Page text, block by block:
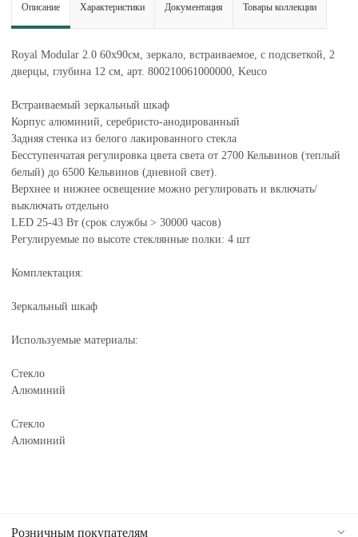
Описание Характеристики Документация Товары коллекции
Royal Modular 2.0 60х90см, зеркало, встраиваемое, с подсветкой, 2
дверцы, глубина 12 см, арт. 800210061000000, Keuco
Встраиваемый зеркальный шкаф
Корпус алюминий, серебристо-анодированный
Задняя стенка из белого лакированного стекла
Бесступенчатая регулировка цвета света от 2700 Кельвинов (теплый
белый) до 6500 Кельвинов (дневной свет).
Верхнее и нижнее освещение можно регулировать и включать/
выключать отдельно
LED 25-43 Вт (срок службы > 30000 часов)
Регулируемые по высоте стеклянные полки: 4 шт
Комплектация:
Зеркальный шкаф
Используемые материалы:
Стекло
Алюминий
Стекло
Алюминий
Розничным покупателям